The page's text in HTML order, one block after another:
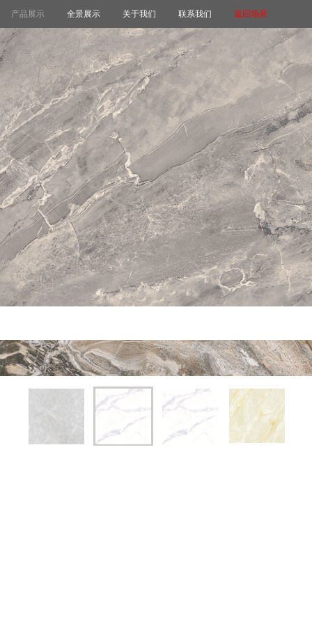
产品展示 全景展示 关于我们 联系我们 返回场景